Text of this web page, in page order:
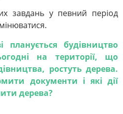
завдань у певний період
планується будівництво
на території, що
ростуть дерева.
документи і які дії
дерева?